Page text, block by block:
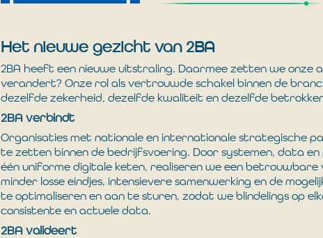
Het nieuwe gezicht van 2BA
2BA heeft een nieuwe uitstraling. Daarmee zetten we onze
verandert? Onze rol als vertrouwde schakel binnen de
dezelfde zekerheid, dezelfde kwaliteit en dezelfde
2BA verbindt
Organisaties met nationale en internationale strategische
te zetten binnen de bedrijfsvoering. Door systemen, data en
één uniforme digitale keten, realiseren we een
minder losse eindjes, intensievere samenwerking en de
te optimaliseren en aan te sturen, zodat we blindelings op
consistente en actuele data.
2BA valideert